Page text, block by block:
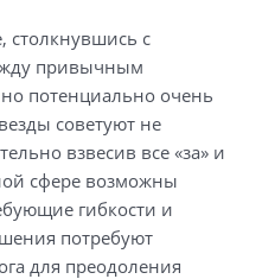
столкнувшись с
привычным
потенциально очень
советуют не
взвесив все «за» и
сфере возможны
гибкости и
потребуют
для преодоления